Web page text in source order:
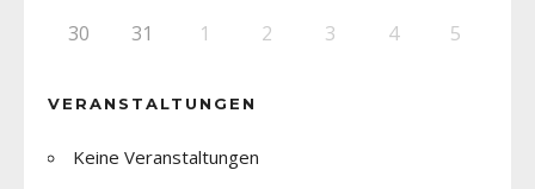
30 31 1 2 3 4 5
VERANSTALTUNGEN
Keine Veranstaltungen